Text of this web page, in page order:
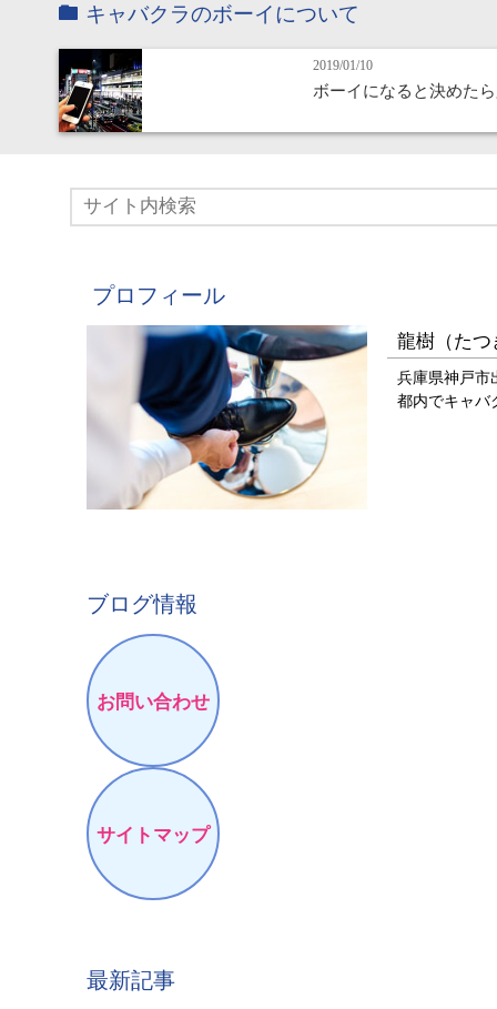
キャバクラのボーイについて
2019/01/10
ボーイになると決めた
プロフィール
龍樹（たつ
兵庫県神戸市
都内でキャバ
ブログ情報
お問い合わせ
サイトマップ
最新記事